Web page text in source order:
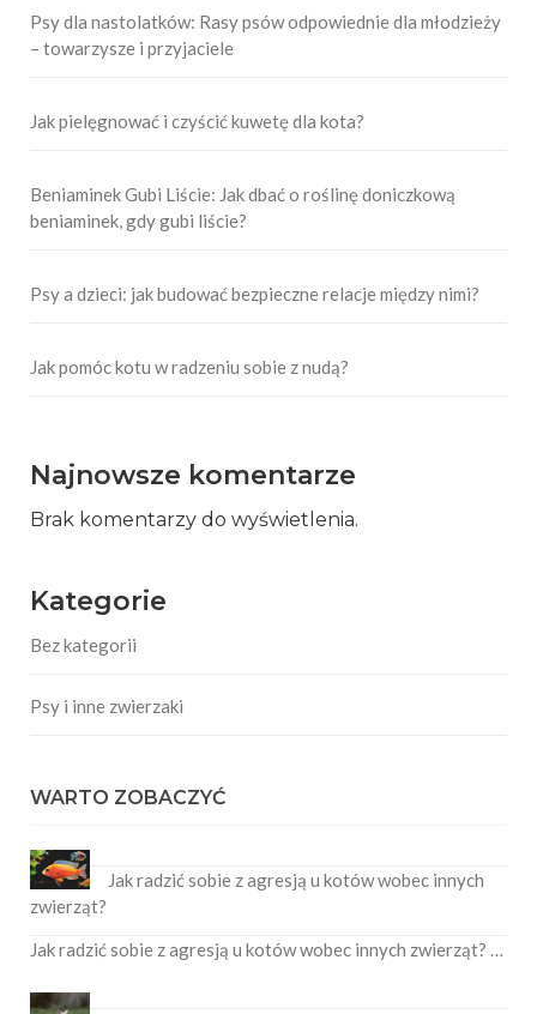
Psy dla nastolatków: Rasy psów odpowiednie dla młodzieży
– towarzysze i przyjaciele
Jak pielęgnować i czyścić kuwetę dla kota?
Beniaminek Gubi Liście: Jak dbać o roślinę doniczkową
beniaminek, gdy gubi liście?
Psy a dzieci: jak budować bezpieczne relacje między nimi?
Jak pomóc kotu w radzeniu sobie z nudą?
Najnowsze komentarze
Brak komentarzy do wyświetlenia.
Kategorie
Bez kategorii
Psy i inne zwierzaki
WARTO ZOBACZYĆ
Jak radzić sobie z agresją u kotów wobec innych
zwierząt?
Jak radzić sobie z agresją u kotów wobec innych zwierząt? …